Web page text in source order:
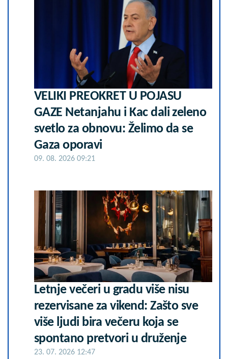
VELIKI PREOKRET U POJASU
GAZE Netanjahu i Kac dali zeleno
svetlo za obnovu: Želimo da se
Gaza oporavi
09. 08. 2026 09:21
Letnje večeri u gradu više nisu
rezervisane za vikend: Zašto sve
više ljudi bira večeru koja se
spontano pretvori u druženje
23. 07. 2026 12:47